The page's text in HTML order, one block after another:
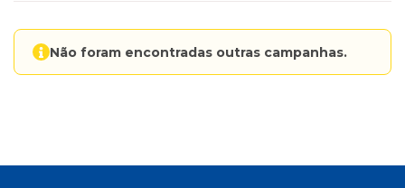
Não foram encontradas outras campanhas.